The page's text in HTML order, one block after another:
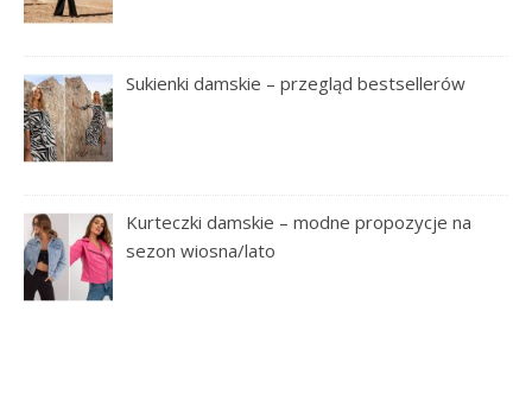
Sukienki damskie – przegląd bestsellerów
Kurteczki damskie – modne propozycje na
sezon wiosna/lato